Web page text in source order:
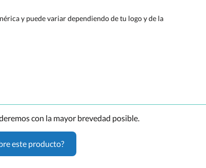
y puede variar dependiendo de tu logo y de la
con la mayor brevedad posible.
este producto?